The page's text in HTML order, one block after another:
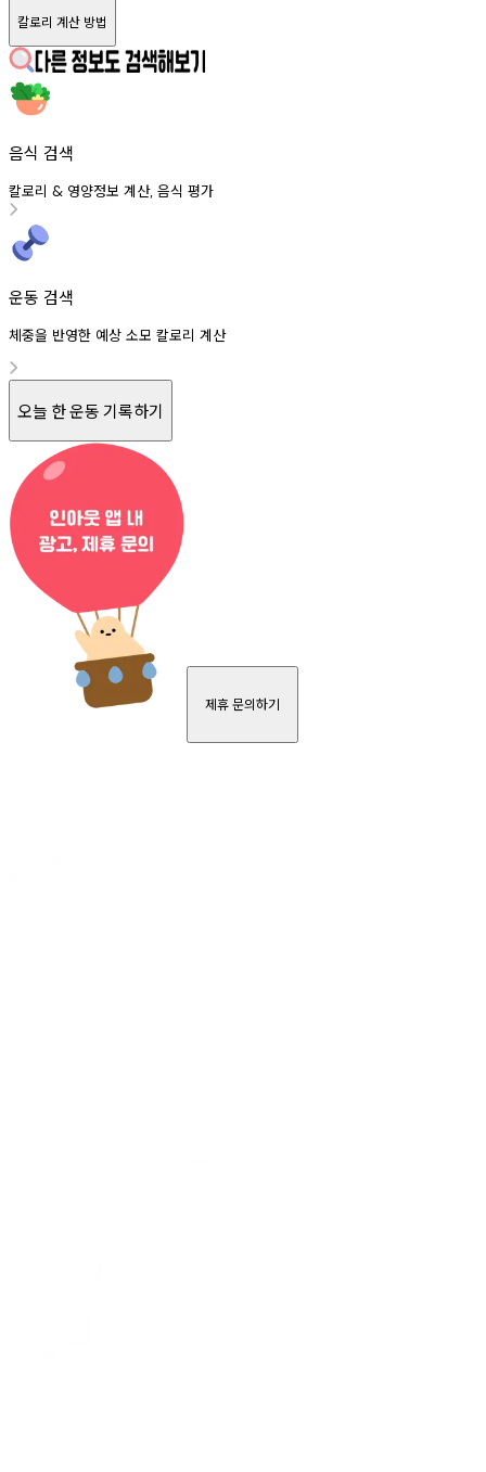
칼로리 계산 방법
음식 검색
칼로리 & 영양정보 계산, 음식 평가
운동 검색
체중을 반영한 예상 소모 칼로리 계산
오늘 한 운동 기록하기
제휴 문의하기